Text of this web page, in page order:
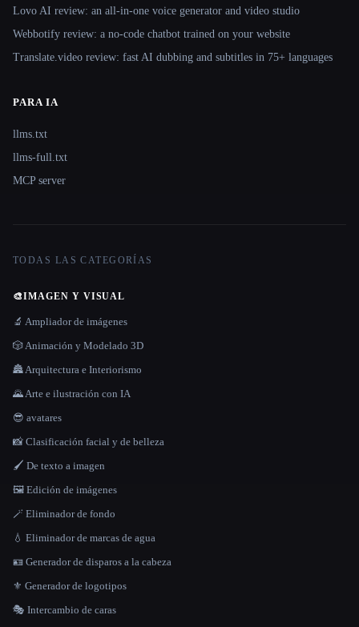
Lovo AI review: an all-in-one voice generator and video studio
Webbotify review: a no-code chatbot trained on your website
Translate.video review: fast AI dubbing and subtitles in 75+ languages
PARA IA
llms.txt
llms-full.txt
MCP server
TODAS LAS CATEGORÍAS
🎨IMAGEN Y VISUAL
🔬 Ampliador de imágenes
🎲 Animación y Modelado 3D
🏯 Arquitectura e Interiorismo
🌄 Arte e ilustración con IA
😎 avatares
📸 Clasificación facial y de belleza
🖌️ De texto a imagen
🖼️ Edición de imágenes
🪄 Eliminador de fondo
💧 Eliminador de marcas de agua
🪪 Generador de disparos a la cabeza
⚜️ Generador de logotipos
🎭 Intercambio de caras